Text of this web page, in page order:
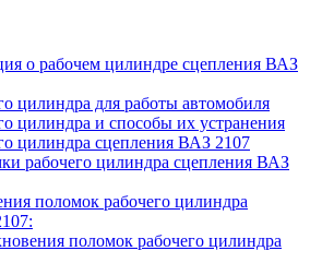
о рабочем цилиндре сцепления ВАЗ
цилиндра для работы автомобиля
цилиндра и способы их устранения
цилиндра сцепления ВАЗ 2107
рабочего цилиндра сцепления ВАЗ
поломок рабочего цилиндра
поломок рабочего цилиндра